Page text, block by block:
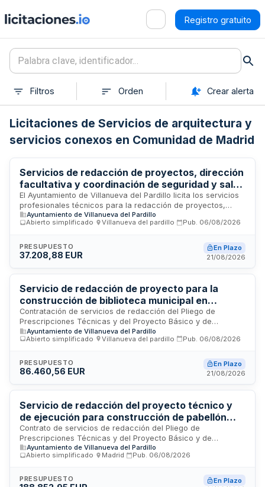
Registro gratuito
Filtros Orden Crear alerta
Licitaciones de Servicios de arquitectura y
servicios conexos en Comunidad de Madrid
Servicios de redacción de proyectos, dirección
facultativa y coordinación de seguridad y salud
para mantenimiento de centros educativos
municipales - Ayuntamiento de Villanueva del
Pardillo
El Ayuntamiento de Villanueva del Pardillo licita los servicios
profesionales técnicos para la redacción de proyectos,
dirección facultativa, coordinación de seguridad y salud, así
como estudio topográfico y geotécnico necesarios para las
educativos públicos municipales Rayuela, San Lucas y Carpe
Diem, financiadas mediante el Programa de Inversión
acondicionamiento paisajístico en los Jardines de la Casona.
Ayuntamiento de Villanueva del Pardillo
Abierto simplificado
Villanueva del pardillo Pub. 06/08/2026
PRESUPUESTO
37.208,88 EUR
En Plazo
21/08/2026
Servicio de redacción de proyecto para la
construcción de biblioteca municipal en
Villanueva del Pardillo
Contratación de servicios de redacción del Pliego de
Prescripciones Técnicas y del Proyecto Básico y de
Ejecución para la construcción de una nueva biblioteca
municipal. El Ayuntamiento de Villanueva del Pardillo licita
prestación de arquitectura e ingeniería conforme a la
legislación de contratos del sector público. Los trabajos se
condiciones urbanísticas definidas, sin posibilidad de
revisión de precios.
Ayuntamiento de Villanueva del Pardillo
Abierto simplificado
Villanueva del pardillo Pub. 06/08/2026
PRESUPUESTO
86.460,56 EUR
En Plazo
21/08/2026
Servicio de redacción del proyecto técnico y
de ejecución para construcción de pabellón
deportivo municipal en Villanueva del Pardillo
Contrato de servicios de redacción del Pliego de
Prescripciones Técnicas y del Proyecto Básico y de
Ejecución para la construcción de un nuevo pabellón
deportivo municipal en la calle de la Paloma, 54 de
documentación técnica necesaria para ejecutar las obras de
Ayuntamiento de Villanueva del Pardillo
Abierto simplificado
Madrid Pub. 06/08/2026
PRESUPUESTO
En Plazo